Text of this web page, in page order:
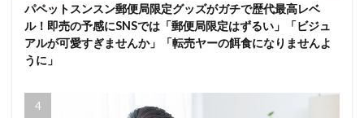
パペットスンスン郵便局限定グッズがガチで歴代最高レベ
ル！即売の予感にSNSでは「郵便局限定はずるい」「ビジュ
アルが可愛すぎませんか」「転売ヤーの餌食になりませんよ
うに」